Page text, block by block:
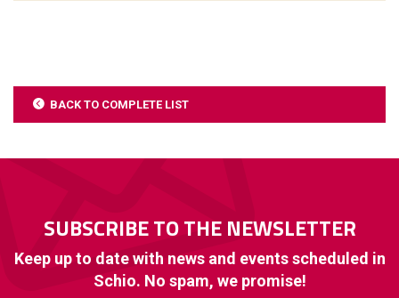
BACK TO COMPLETE LIST
SUBSCRIBE TO THE NEWSLETTER
Keep up to date with news and events scheduled in
Schio. No spam, we promise!